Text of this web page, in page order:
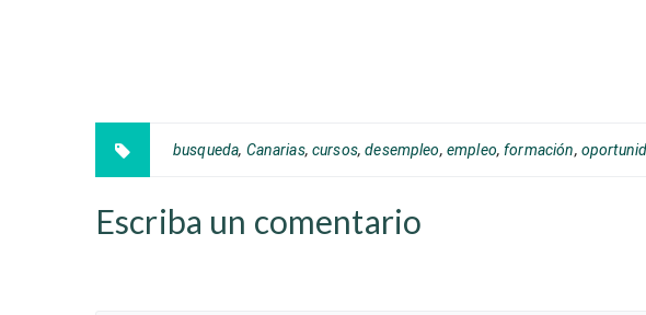
busqueda, Canarias,cursos,desempleo, empleo,formación,
Escriba un comentario